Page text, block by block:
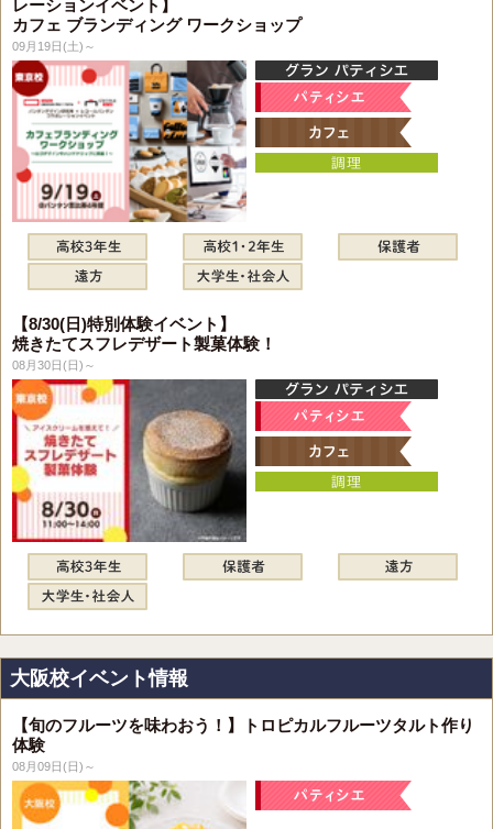
レーションイベント】
カフェ ブランディング ワークショップ
09月19日(土)～
【8/30(日)特別体験イベント】
焼きたてスフレデザート製菓体験！
08月30日(日)～
大阪校イベント情報
【旬のフルーツを味わおう！】トロピカルフルーツタルト作り
体験
08月09日(日)～